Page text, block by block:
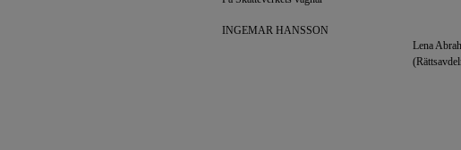
INGEMAR HANSSON
Lena